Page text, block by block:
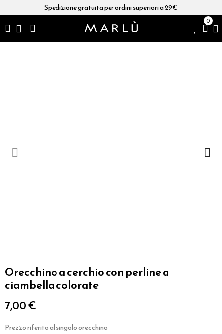
Spedizione gratuita per ordini superiori a 29€
0
Orecchino a cerchio con perline a
ciambella colorate
7,00 €
Prezzo riferito al singolo orecchino